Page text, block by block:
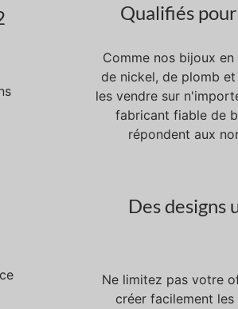
Qualifiés
Comme nos bijoux
de nickel, de plomb
les vendre sur
fabricant fiable de
répondent aux
Des designs
Ne limitez pas votre
créer facilement